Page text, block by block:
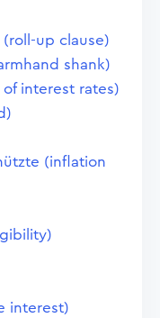
up clause)
shank)
interest rates)
(inflation
interest)